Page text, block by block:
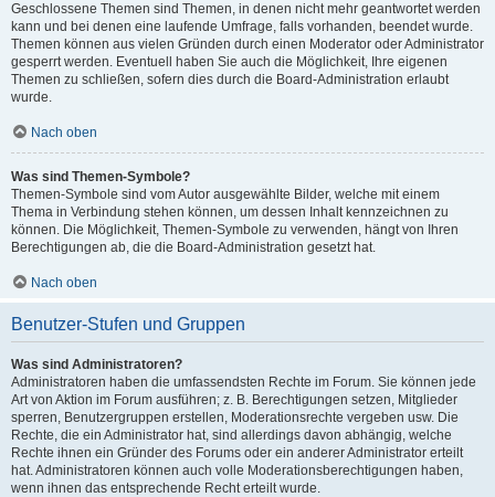
Geschlossene Themen sind Themen, in denen nicht mehr geantwortet werden
kann und bei denen eine laufende Umfrage, falls vorhanden, beendet wurde.
Themen können aus vielen Gründen durch einen Moderator oder Administrator
gesperrt werden. Eventuell haben Sie auch die Möglichkeit, Ihre eigenen
Themen zu schließen, sofern dies durch die Board-Administration erlaubt
wurde.
Nach oben
Was sind Themen-Symbole?
Themen-Symbole sind vom Autor ausgewählte Bilder, welche mit einem
Thema in Verbindung stehen können, um dessen Inhalt kennzeichnen zu
können. Die Möglichkeit, Themen-Symbole zu verwenden, hängt von Ihren
Berechtigungen ab, die die Board-Administration gesetzt hat.
Nach oben
Benutzer-Stufen und Gruppen
Was sind Administratoren?
Administratoren haben die umfassendsten Rechte im Forum. Sie können jede
Art von Aktion im Forum ausführen; z. B. Berechtigungen setzen, Mitglieder
sperren, Benutzergruppen erstellen, Moderationsrechte vergeben usw. Die
Rechte, die ein Administrator hat, sind allerdings davon abhängig, welche
Rechte ihnen ein Gründer des Forums oder ein anderer Administrator erteilt
hat. Administratoren können auch volle Moderationsberechtigungen haben,
wenn ihnen das entsprechende Recht erteilt wurde.